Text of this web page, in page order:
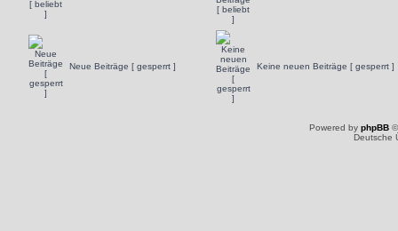
Neue Beiträge [ gesperrt ] Keine neuen Beiträge [ gesperrt ]
Powered by phpBB
Deutsche